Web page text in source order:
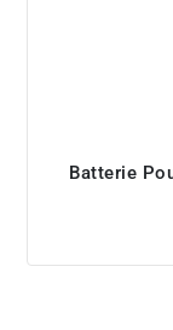
Batterie